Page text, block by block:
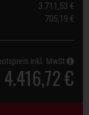
3.711,53 €
705,19 €
inkl. MwSt
4.416,72 €